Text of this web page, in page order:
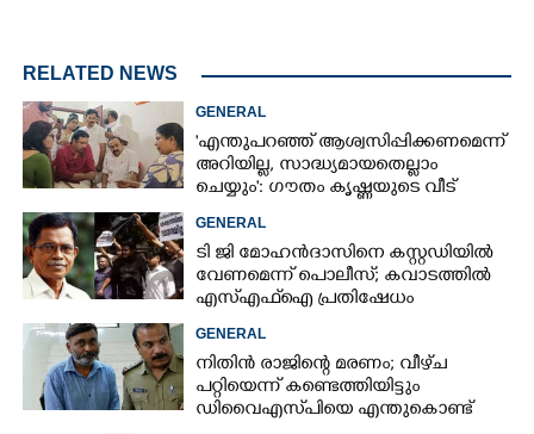
RELATED NEWS
GENERAL
'എന്തുപറഞ്ഞ് ആശ്വസിപ്പിക്കണമെന്ന്
അറിയില്ല, സാദ്ധ്യമായതെല്ലാം
ചെയ്യും': ഗൗതം കൃഷ്ണയുടെ വീട്
GENERAL
ടി ജി മോഹൻദാസിനെ കസ്റ്റഡിയിൽ
വേണമെന്ന് പൊലീസ്; കവാടത്തിൽ
എസ്എഫ്ഐ പ്രതിഷേധം
GENERAL
നിതിൻ രാജിന്റെ മരണം; വീഴ്‌ച
പറ്റിയെന്ന് കണ്ടെത്തിയിട്ടും
ഡിവൈഎസ്‌പിയെ എന്തുകൊണ്ട്